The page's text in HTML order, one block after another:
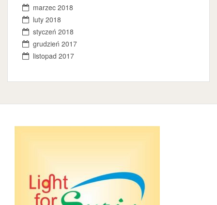
marzec 2018
luty 2018
styczeń 2018
grudzień 2017
listopad 2017